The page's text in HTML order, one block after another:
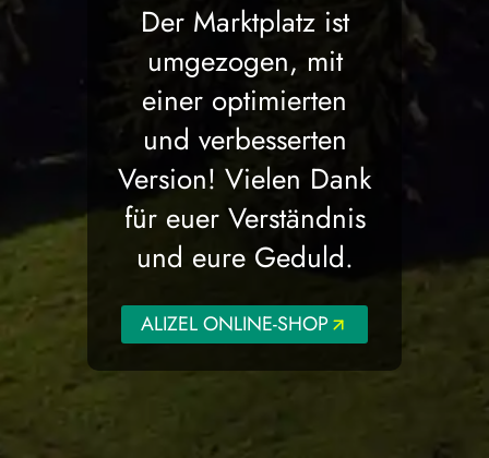
Der Marktplatz ist
umgezogen, mit
einer optimierten
und verbesserten
Version! Vielen Dank
für euer Verständnis
und eure Geduld.
ALIZEL ONLINE-SHOP